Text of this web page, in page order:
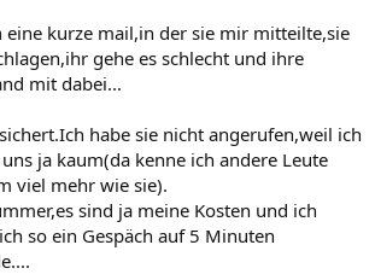
eine kurze mail,in der sie mir mitteilte,sie
gehe es schlecht und ihre
mit dabei...
habe sie nicht angerufen,weil ich
ja kaum(da kenne ich andere Leute
viel mehr wie sie).
sind ja meine Kosten und ich
so ein Gespäch auf 5 Minuten